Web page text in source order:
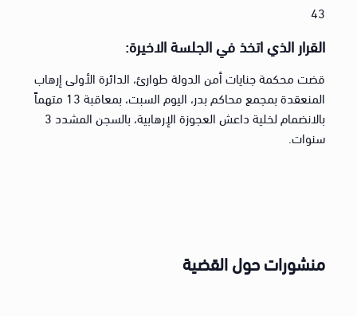
43
القرار الذي اتخذ في الجلسة الاخيرة:
قضت محكمة جنايات أمن الدولة طوارئ، الدائرة الأولى إرهاب
المنعقدة بمجمع محاكم بدر، اليوم السبت، بمعاقبة 13 متهماً
بالانضمام لخلية داعش العجوزة الإرهابية، بالسجن المشدد 3
سنوات.
منشورات حول القضية